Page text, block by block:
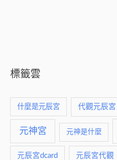
標籤雲
什麼是元辰宮 代觀元辰宮
元神宮 元神是什麼
元辰宮dcard 元辰宮代觀